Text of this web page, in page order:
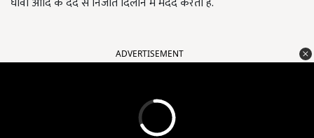
ADVERTISEMENT